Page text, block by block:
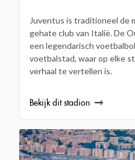
Juventus is traditioneel de
gehate club van Italië. De
een legendarisch
voetbalstad, waar op elke
verhaal te vertellen is.
Bekijk dit stadion